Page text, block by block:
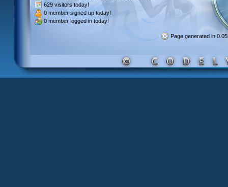
629 visitors today!
0 member signed up today!
0 member logged in today!
Page generated in